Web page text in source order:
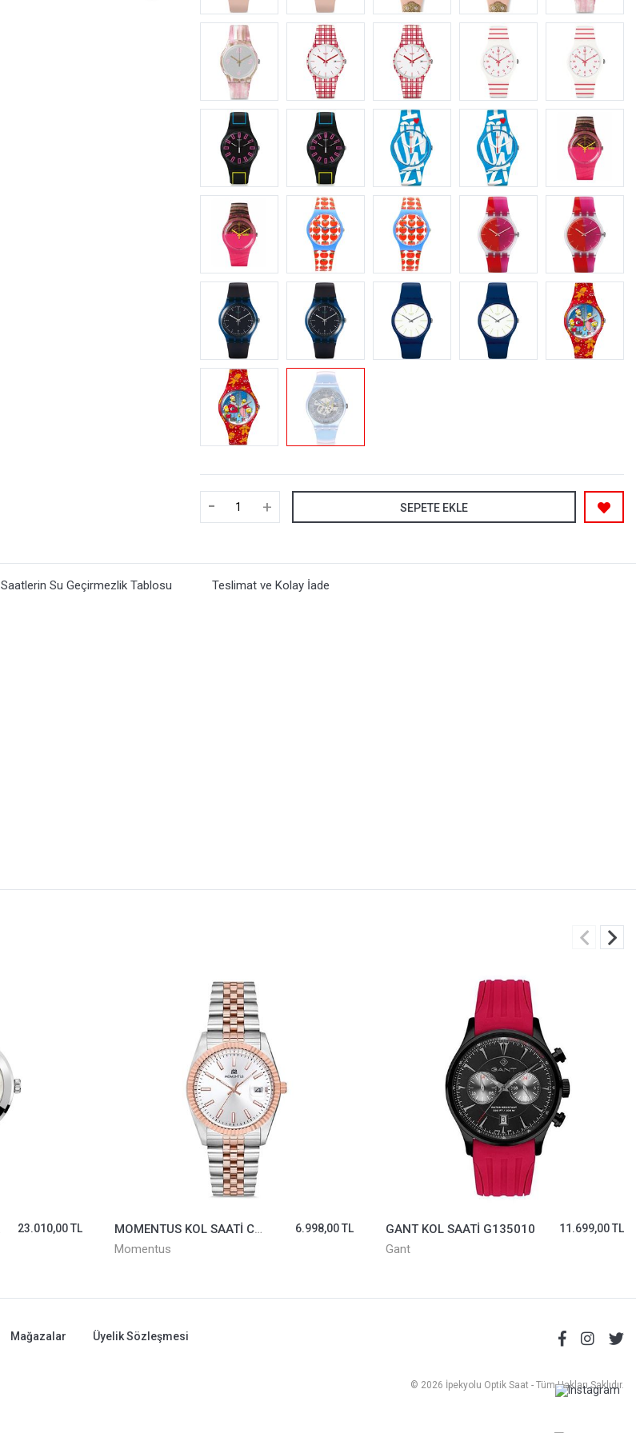
- + SEPETE EKLE
Saatlerin Su Geçirmezlik Tablosu Teslimat ve Kolay İade
6.998,00 TL
GANT KOL SAATİ G135010
Gant
11.699,00 TL
GUESS KOL SAATİ GUGW0873L1
Guess
9.010,00 TL
Mağazalar
Üyelik Sözleşmesi
© 2026 İpekyolu Optik Saat - Tüm Hakları Saklıdır.